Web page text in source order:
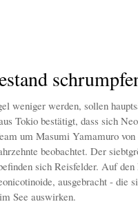
weniger werden, sollen
Tokio bestätigt, dass sich
um Masumi Yamamuro von
beobachtet. Der
sich Reisfelder. Auf den
ausgebracht - die
See auswirken.